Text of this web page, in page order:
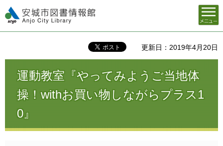
安城市図書情報館
メニュ
ー
更新日：2019年4月20日
運動教室『やってみようご当地体
操！withお買い物しながらプラス1
0』